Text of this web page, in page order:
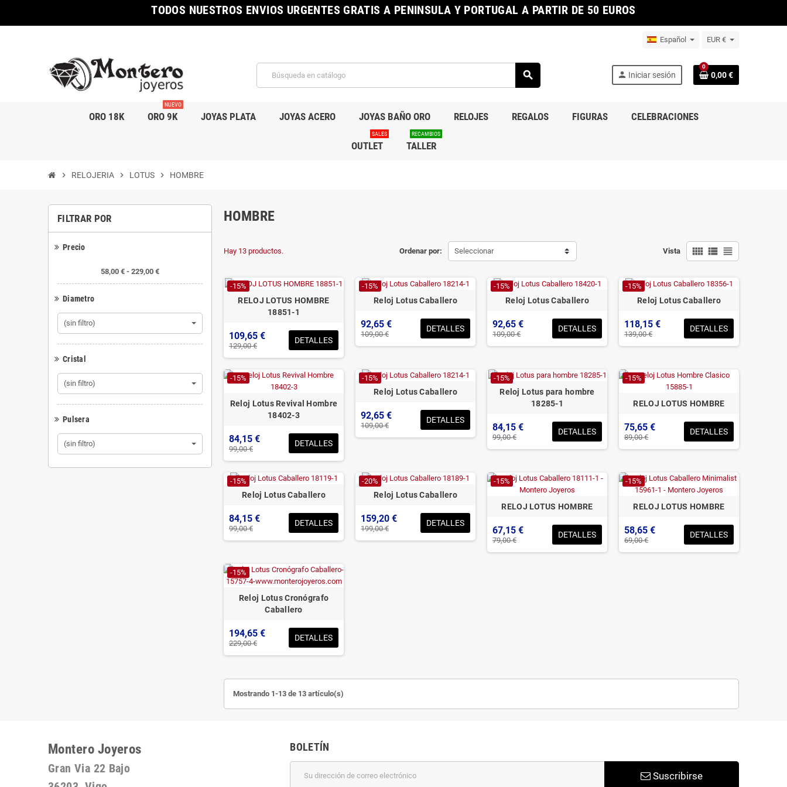
TODOS NUESTROS ENVIOS URGENTES GRATIS A PENINSULA Y PORTUGAL A PARTIR DE 50 EUROS
Español EUR €
search person Iniciar sesión
0
0,00 €
ORO 18K ORO 9K
NUEVO
JOYAS PLATA JOYAS ACERO JOYAS BAÑO ORO RELOJES REGALOS FIGURAS CELEBRACIONES
OUTLET
SALES
TALLER
RECAMBIOS
chevron_right RELOJERIA chevron_right LOTUS chevron_right HOMBRE
FILTRAR POR
Precio
58,00 € - 229,00 €
Diametro
(sin filtro)
Cristal
(sin filtro)
Pulsera
(sin filtro)
HOMBRE
Ordenar por: Seleccionar Vista view_comfy view_list view_headline
Hay 13 productos.
-15%
RELOJ LOTUS HOMBRE
18851-1
109,65 €
129,00 €
DETALLES
-15%
Reloj Lotus Caballero
92,65 €
109,00 €
DETALLES
-15%
Reloj Lotus Caballero
92,65 €
109,00 €
DETALLES
-15%
Reloj Lotus Caballero
118,15 €
139,00 €
DETALLES
-15%
Reloj Lotus Revival Hombre
18402-3
84,15 €
99,00 €
DETALLES
-15%
Reloj Lotus Caballero
92,65 €
109,00 €
DETALLES
-15%
Reloj Lotus para hombre
18285-1
84,15 €
99,00 €
DETALLES
-15%
RELOJ LOTUS HOMBRE
75,65 €
89,00 €
DETALLES
-15%
Reloj Lotus Caballero
84,15 €
99,00 €
DETALLES
-20%
Reloj Lotus Caballero
159,20 €
199,00 €
DETALLES
-15%
RELOJ LOTUS HOMBRE
67,15 €
79,00 €
DETALLES
-15%
RELOJ LOTUS HOMBRE
58,65 €
69,00 €
DETALLES
-15%
Reloj Lotus Cronógrafo
Caballero
194,65 €
229,00 €
DETALLES
Mostrando 1-13 de 13 artículo(s)
Montero Joyeros
Gran Via 22 Bajo
BOLETÍN
Suscribirse